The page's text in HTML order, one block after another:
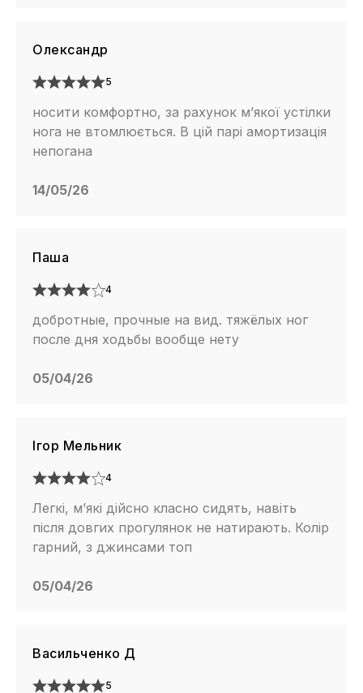
Олександр
5
носити комфортно, за рахунок м’якої устілки
нога не втомлюється. В цій парі амортизація
непогана
14/05/26
Паша
4
добротные, прочные на вид. тяжёлых ног
после дня ходьбы вообще нету
05/04/26
Ігор Мельник
4
Легкі, м’які дійсно класно сидять, навіть
після довгих прогулянок не натирають. Колір
гарний, з джинсами топ
05/04/26
Васильченко Д
5